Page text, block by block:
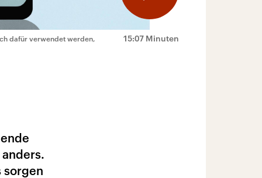
15:07 Minuten
dafür verwendet werden,
sorgen